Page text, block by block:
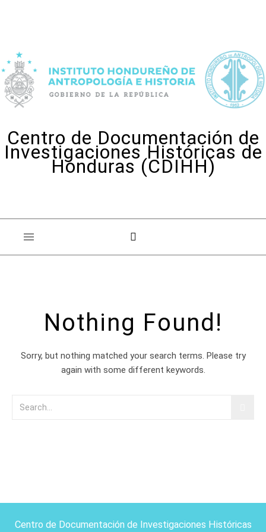
Centro de Documentación de
Investigaciones Históricas de
Honduras (CDIHH)
Nothing Found!
Sorry, but nothing matched your search terms. Please try
again with some different keywords.
Centro de Documentación de Investigaciones Históricas